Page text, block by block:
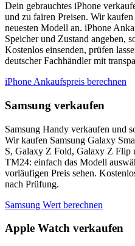
Dein gebrauchtes iPhone
und zu fairen Preisen. Wir
neuesten Modell an. iPhone
Speicher und Zustand angeben,
Kostenlos einsenden, prüfen
deutscher Fachhändler mit
iPhone Ankaufspreis berechnen
Samsung verkaufen
Samsung Handy verkaufen und
Wir kaufen Samsung Galaxy
S, Galaxy Z Fold, Galaxy Z Flip
TM24: einfach das Modell
vorläufigen Preis sehen.
nach Prüfung.
Samsung Wert berechnen
Apple Watch verkaufen